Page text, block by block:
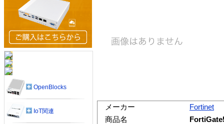
メーカー
Fortinet
商品名
OpenBlocks
IoT関連